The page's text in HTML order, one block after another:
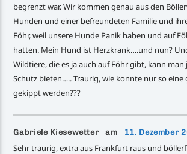
begrenzt war. Wir kommen genau aus den
Hunden und einer befreundeten Familie und
Föhr, weil unsere Hunde Panik haben und auf
hatten. Mein Hund ist Herzkrank….und nun?
Wildtiere, die es ja auch auf Föhr gibt, kann man
Schutz bieten….. Traurig, wie konnte nur so
gekippt werden???
Gabriele Kiesewetter am 11. Dezember
Sehr traurig, extra aus Frankfurt raus und